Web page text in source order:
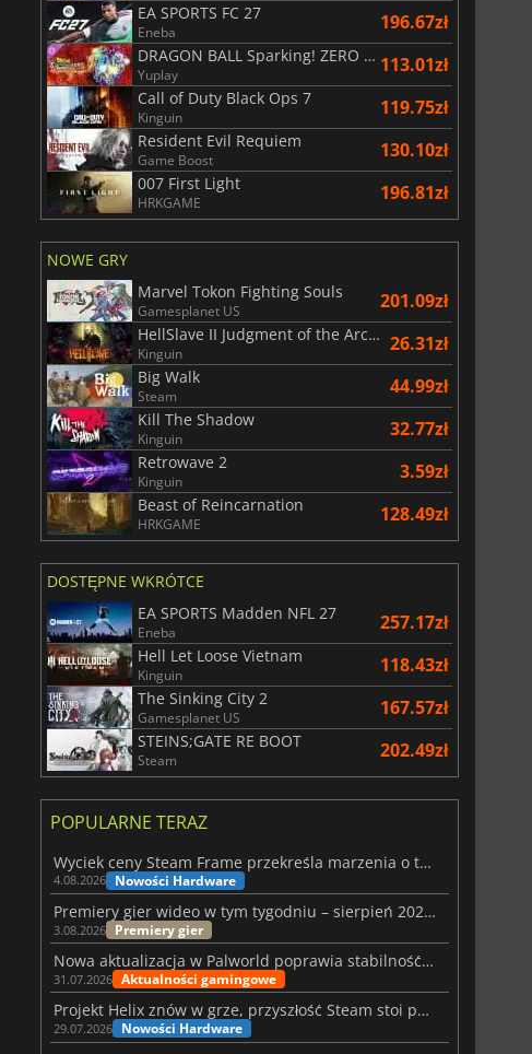
156.56zł
Baldur's Gate 3
175.00
EA SPORTS FC 27
Eneba 196.67zł
DRAGON BALL Sparking! ZERO Super Limit Breaking NEO
Yuplay 113.01zł
Call of Duty Black Ops 7
Kinguin 119.75zł
Resident Evil Requiem
Game Boost 130.10zł
007 First Light
HRKGAME 196.81zł
NOWE GRY
Marvel Tokon Fighting Souls
Gamesplanet US 201.09zł
HellSlave II Judgment of the Archon
Kinguin 26.31zł
Big Walk
Steam 44.99zł
Kill The Shadow
Kinguin 32.77zł
Retrowave 2
Kinguin 3.59zł
Beast of Reincarnation
HRKGAME 128.49zł
DOSTĘPNE WKRÓTCE
EA SPORTS Madden NFL 27
Eneba 257.17zł
Hell Let Loose Vietnam
Kinguin 118.43zł
The Sinking City 2
Gamesplanet US 167.57zł
STEINS;GATE RE BOOT
Steam 202.49zł
POPULARNE TERAZ
Wyciek ceny Steam Frame przekreśla marzenia o tanim zestawie VR
4.08.2026 Nowości Hardware
Premiery gier wideo w tym tygodniu – sierpień 2026 r. (32. tydzień)
3.08.2026 Premiery gier
Nowa aktualizacja w Palworld poprawia stabilność Sunreach i walk z bossami
31.07.2026 Aktualności gamingowe
Projekt Helix znów w grze, przyszłość Steam stoi pod znakiem zapytania
29.07.2026 Nowości Hardware